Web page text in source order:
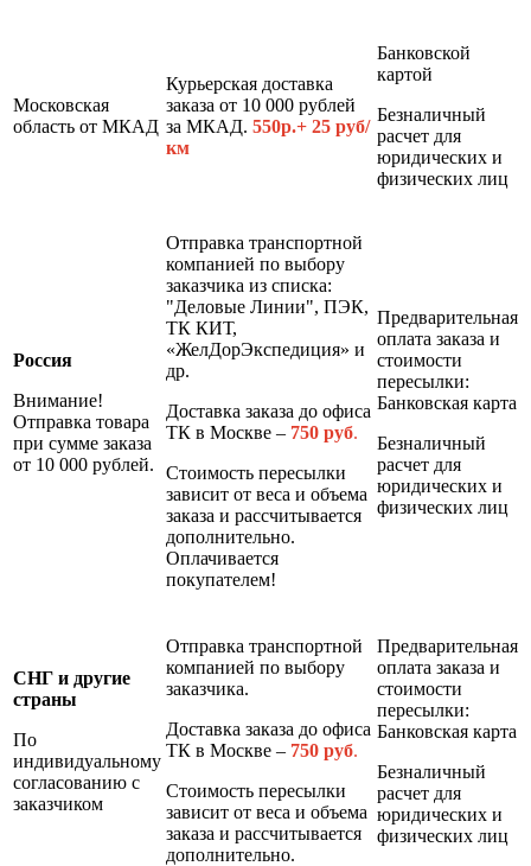
Московская
область от МКАД
Курьерская доставка
заказа от 10 000 рублей
за МКАД. 550р.+ 25 руб/
км
Банковской
картой
Безналичный
расчет для
юридических и
физических лиц
Россия
Внимание!
Отправка товара
при сумме заказа
от 10 000 рублей.
Отправка транспортной
компанией по выбору
заказчика из списка:
"Деловые Линии", ПЭК,
ТК КИТ,
«ЖелДорЭкспедиция» и
др.
Доставка заказа до офиса
ТК в Москве – 750 руб.
Стоимость пересылки
зависит от веса и объема
заказа и рассчитывается
дополнительно.
Оплачивается
покупателем!
Предварительная
оплата заказа и
стоимости
пересылки:
Банковская карта
Безналичный
расчет для
юридических и
физических лиц
СНГ и другие
страны
По
индивидуальному
согласованию с
заказчиком
Отправка транспортной
компанией по выбору
заказчика.
Доставка заказа до офиса
ТК в Москве – 750 руб.
Стоимость пересылки
зависит от веса и объема
заказа и рассчитывается
дополнительно.
Предварительная
оплата заказа и
стоимости
пересылки:
Банковская карта
Безналичный
расчет для
юридических и
физических лиц